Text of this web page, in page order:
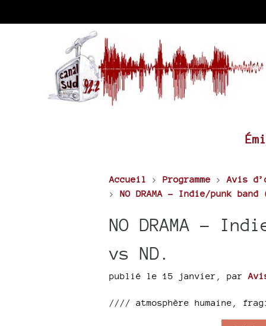
Accueil > Programme > Avis
> NO DRAMA - Indie/punk
NO DRAMA -
vs ND.
publié le 15 janvier par
//// atmosphère humaine,